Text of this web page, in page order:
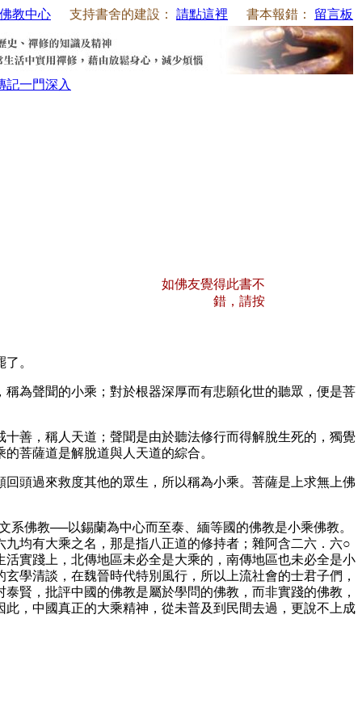
教中心 支持書舍的建設： 請點這裡 書本報錯： 留言板
記一門深入
如佛友覺得此書不
錯，請按
。
為聲聞的小乘；對於根器深厚而有悲願化世的聽眾，便是菩
善，稱人天道；聲聞是由於聽法修行而得解脫生死的，獨覺
菩薩道是解脫道與人天道的綜合。
頭過來救度其他的眾生，所以稱為小乘。菩薩是上求無上佛
佛教──以錫蘭為中心而至泰、緬等國的佛教是小乘佛教。
均有大乘之名，那是指八正道的修持者；雜阿含二六．六○
實踐上，北傳地區未必全是大乘的，南傳地區也未必全是小
學清談，在魏晉時代特別風行，所以上流社會的士君子們，
賢，批評中國的佛教是屬於學問的佛教，而非實踐的佛教，
，中國真正的大乘精神，從未普及到民間去過，更說不上成